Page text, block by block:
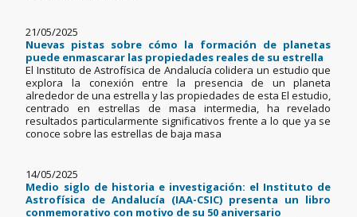
21/05/2025
Nuevas pistas sobre cómo la formación de planetas
puede enmascarar las propiedades reales de su estrella
El Instituto de Astrofísica de Andalucía colidera un estudio que
explora la conexión entre la presencia de un planeta
alrededor de una estrella y las propiedades de esta El estudio,
centrado en estrellas de masa intermedia, ha revelado
resultados particularmente significativos frente a lo que ya se
conoce sobre las estrellas de baja masa
14/05/2025
Medio siglo de historia e investigación: el Instituto de
Astrofísica de Andalucía (IAA-CSIC) presenta un libro
conmemorativo con motivo de su 50 aniversario